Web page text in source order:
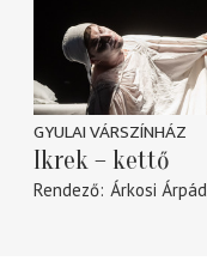
GYULAI VÁRSZÍNHÁZ
Ikrek – kettő
Rendező Árkosi Árpád